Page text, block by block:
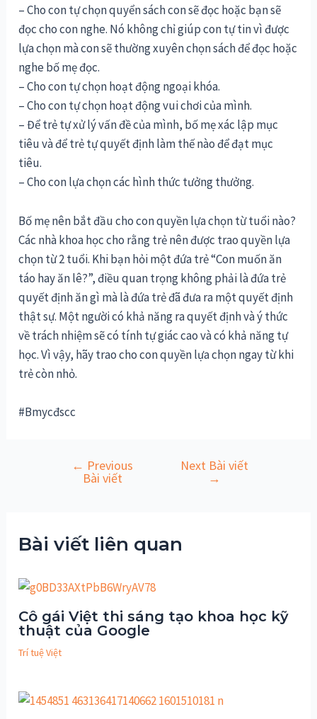
– Cho con tự chọn quyển sách con sẽ đọc hoặc bạn sẽ
đọc cho con nghe. Nó không chỉ giúp con tự tin vì được
lựa chọn mà con sẽ thường xuyên chọn sách để đọc hoặc
nghe bố mẹ đọc.
– Cho con tự chọn hoạt động ngoại khóa.
– Cho con tự chọn hoạt động vui chơi của mình.
– Để trẻ tự xử lý vấn đề của mình, bố mẹ xác lập mục
tiêu và để trẻ tự quyết định làm thế nào để đạt mục
tiêu.
– Cho con lựa chọn các hình thức tưởng thưởng.
Bố mẹ nên bắt đầu cho con quyền lựa chọn từ tuổi nào?
Các nhà khoa học cho rằng trẻ nên được trao quyền lựa
chọn từ 2 tuổi. Khi bạn hỏi một đứa trẻ “Con muốn ăn
táo hay ăn lê?”, điều quan trọng không phải là đứa trẻ
quyết định ăn gì mà là đứa trẻ đã đưa ra một quyết định
thật sự. Một người có khả năng ra quyết định và ý thức
về trách nhiệm sẽ có tính tự giác cao và có khả năng tự
học. Vì vậy, hãy trao cho con quyền lựa chọn ngay từ khi
trẻ còn nhỏ.
#Bmycđscc
← Previous
Bài viết
Next Bài viết
→
Bài viết liên quan
Cô gái Việt thi sáng tạo khoa học kỹ
thuật của Google
Trí tuệ Việt